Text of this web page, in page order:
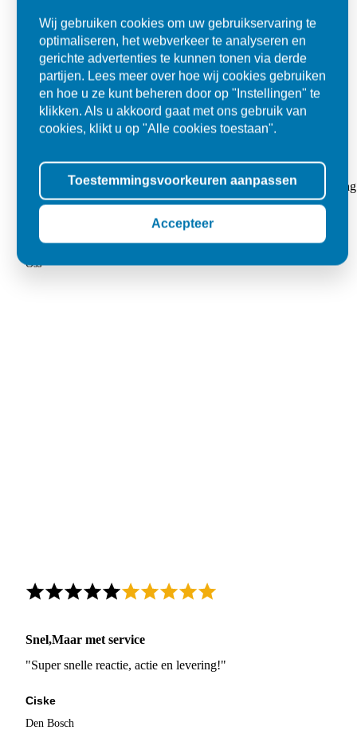
Super
"Goed geholpen bij aankoop en zeer klantvriendelijk. De
tegels voor in de tuin."
Jolanda
Oss
Snel,Maar met service
"Super snelle reactie, actie en levering!"
Ciske
Den Bosch
Wij gebruiken cookies om uw gebruikservaring te
optimaliseren, het webverkeer te analyseren en
gerichte advertenties te kunnen tonen via derde
partijen. Lees meer over hoe wij cookies gebruiken
en hoe u ze kunt beheren door op "Instellingen" te
klikken. Als u akkoord gaat met ons gebruik van
cookies, klikt u op "Alle cookies toestaan".
Toestemmingsvoorkeuren aanpassen
Accepteer